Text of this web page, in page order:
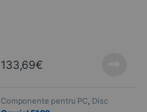
133,69€
Componente pentru PC Disc
NVMe ,Informatică